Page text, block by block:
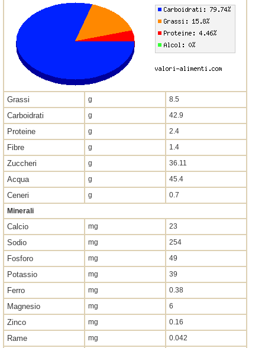
Grassi g 8.5
Carboidrati g 42.9
Proteine g 2.4
Fibre g 1.4
Zuccheri g 36.11
Acqua g 45.4
Ceneri g
0.7
Minerali
Calcio mg 23
Sodio mg 254
Fosforo mg 49
Potassio mg 39
Ferro mg 0.38
Magnesio mg 6
Zinco mg 0.16
Rame mg 0.042